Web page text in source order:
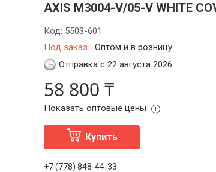
AXIS M3004-V/05-V WHITE
Под заказ Оптом и в розницу
Код: 5503-601
Отправка с 22 августа 2026
58 800 ₸
Показать оптовые цены
Купить
+7 (778) 848-44-33